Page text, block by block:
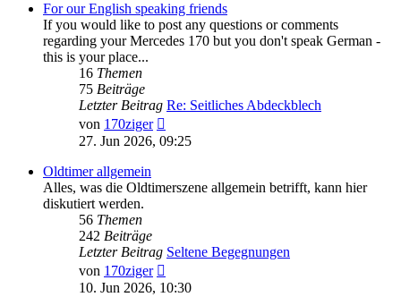
For our English speaking friends
If you would like to post any questions or comments
regarding your Mercedes 170 but you don't speak German -
this is your place...
16 Themen
75 Beiträge
Letzter Beitrag Re: Seitliches Abdeckblech
von 170ziger
Beitrag
27. Jun 2026, 09:25
Oldtimer allgemein
Alles, was die Oldtimerszene allgemein betrifft, kann hier
diskutiert werden.
56 Themen
242 Beiträge
Letzter Beitrag Seltene Begegnungen
von 170ziger
Beitrag
10. Jun 2026, 10:30